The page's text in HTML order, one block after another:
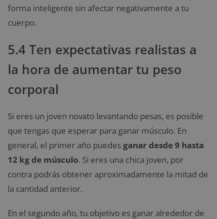
forma inteligente sin afectar negativamente a tu
cuerpo.
5.4 Ten expectativas realistas a
la hora de aumentar tu peso
corporal
Si eres un joven novato levantando pesas, es posible
que tengas que esperar para ganar músculo. En
general, el primer año puedes ganar desde 9 hasta
12 kg de músculo. Si eres una chica joven, por
contra podrás obtener aproximadamente la mitad de
la cantidad anterior.
En el segundo año, tu objetivo es ganar alrededor de